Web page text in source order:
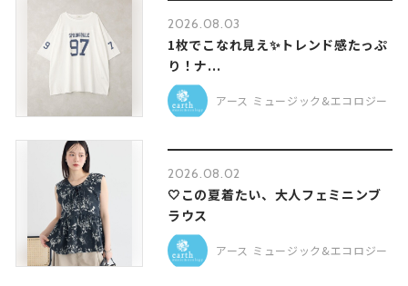
2026.08.03
1枚でこなれ見え✨トレンド感たっぷ
り！ナ...
アース ミュージック&エコロジー
2026.08.02
🤍この夏着たい、大人フェミニンブ
ラウス
アース ミュージック&エコロジー